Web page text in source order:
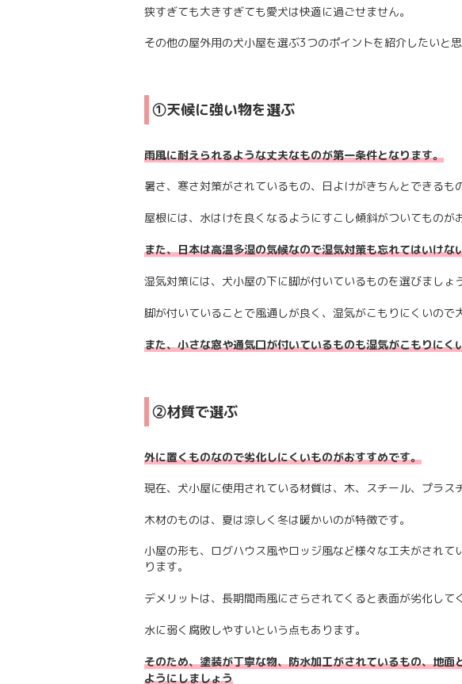
狭すぎても大きすぎても愛犬は快適に過ごせません。
その他の屋外用の犬小屋を選ぶ3つのポイントを紹介したいと思
①天候に強い物を選ぶ
雨風に耐えられるような丈夫なものが第一条件となります。
暑さ、寒さ対策がされているもの、日よけがきちんとできるも
屋根には、水はけを良くなるようにすこし傾斜がついてものが
また、日本は高温多湿の気候なので湿気対策も忘れてはいけな
湿気対策には、犬小屋の下に脚が付いているものを選びましょう
脚が付いていることで風通しが良く、湿気がこもりにくいので
また、小さな窓や通気口が付いているものも湿気がこもりにく
②材質で選ぶ
外に置くものなので劣化しにくいものがおすすめです。
現在、犬小屋に使用されている材質は、木、スチール、プラス
木材のものは、夏は涼しく冬は暖かいのが特徴です。
小屋の形も、ログハウス風やロッジ風など様々な工夫がされて
ります。
デメリットは、長期間雨風にさらされてくると表面が劣化して
水に弱く腐敗しやすいという点もあります。
そのため、塗装が丁寧な物、防水加工がされているもの、地
ようにしましょう